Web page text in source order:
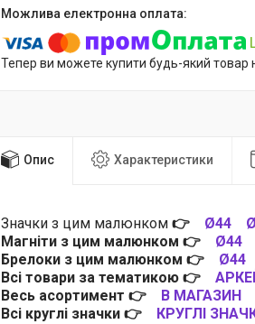
Тепер ви можете купити будь-який товар
Опис Характеристики
Значки з цим малюнком 👉 Ø44
Магніти з цим малюнком 👉 Ø44
Брелоки з цим малюнком 👉 Ø44
Всі товари за тематикою 👉
Весь асортимент 👉
В МАГАЗИН
Всі круглі значки 👉
КРУГЛІ